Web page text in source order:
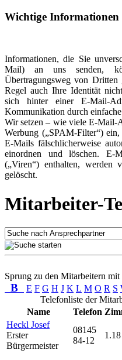
Wichtige
Informationen, die Sie
Mail) an uns senden,
Übertragungsweg von
Regel auch Ihre Identität
sich hinter einer E-Mail-
Kommunikation durch
Wir setzen – wie viele E-Mail-
Werbung („SPAM-Filter“)
E-Mails fälschlicherweise
einordnen und löschen. E-
(„Viren“) enthalten, werden
gelöscht.
Mitarbeiter-
Sprung zu den Mitarbeitern
B E F G H J K L M O R S
Telefonliste der
Name
Telefon
Heckl Josef
Erster
Bürgermeister
08145
84-12
1.18